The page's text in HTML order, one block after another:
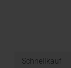
Schnellkauf